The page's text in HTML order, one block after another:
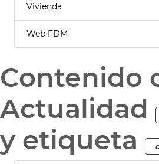
Vivienda
Web FDM
Contenido
Actualidad
y etiqueta